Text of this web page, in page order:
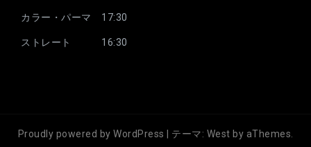
カラー・パーマ 17:30
ストレート 16:30
Proudly powered by WordPress テーマ: West by aThemes.